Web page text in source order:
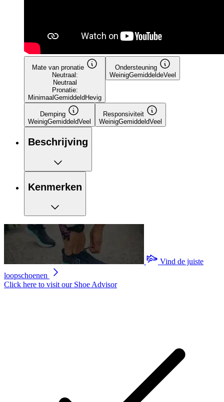
Mate van pronatie
Neutraal:
Neutraal
Pronatie:
Minimaal Gemiddeld Hevig
Ondersteuning
WeinigGemiddeldeVeel
Demping
WeinigGemiddeldVeel
Responsiviteit
WeinigGemiddeldVeel
Beschrijving
Kenmerken
Vind de juiste
loopschoenen
Click here to visit our Shoe Advisor